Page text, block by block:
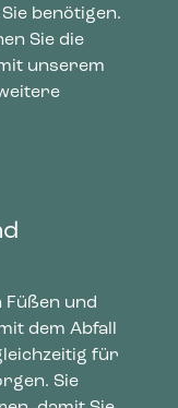
benötigen.
Sie die
unserem
und
dem Abfall
für
Sie